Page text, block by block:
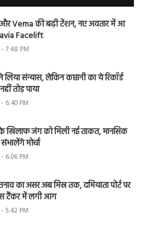
Verna की बढ़ी टेंशन, नए अवतार में आ
Facelift
7:48 PM
संन्यास, लेकिन कप्तानी का ये रिकॉर्ड
तोड़ पाया
6:40 PM
खिलाफ जंग को मिली नई ताकत, मानसिक
मोर्चा
6:06 PM
का असर अब मिस्र तक, दमियाता पोर्ट पर
टैंकर में लगी आग
5:42 PM